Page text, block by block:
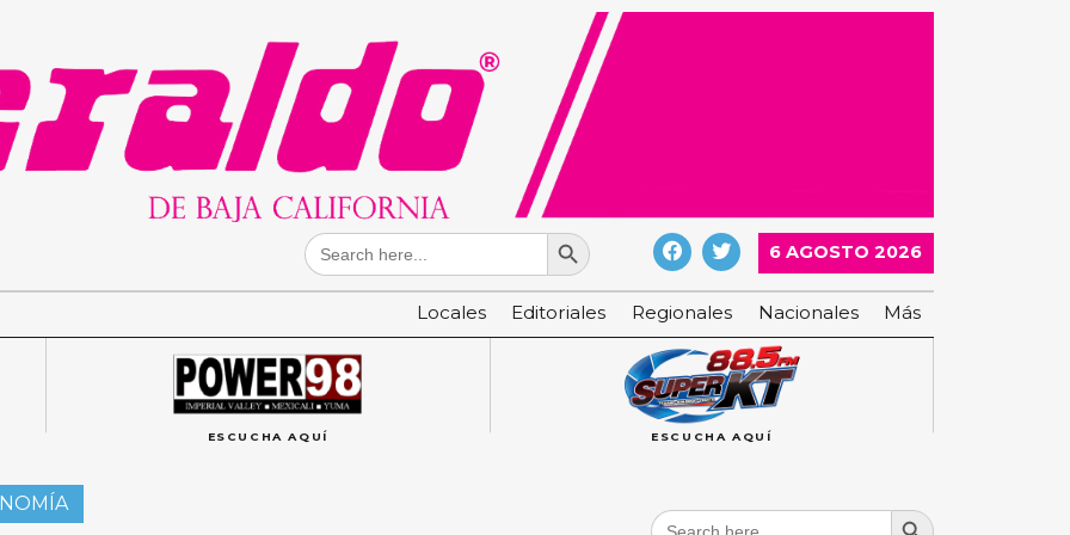
Search
for:
Search Button
6 AGOSTO 2026
Locales Editoriales Regionales Nacionales Más
ESCUCHA AQUÍ ESCUCHA AQUÍ
Search
Search Button